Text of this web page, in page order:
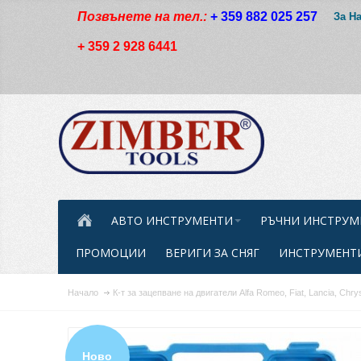
Позвънете на тел.: + 359 882 025 257
+ 359 2 928 6441
За
АВТО ИНСТРУМЕНТИ РЪЧНИ
ПРОМОЦИИ ВЕРИГИ ЗА СНЯГ
Начало К-т за зацепване на двигатели Alfa Romeo, Fiat, Lancia,
Ново